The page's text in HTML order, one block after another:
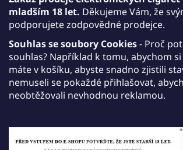
mladším 18 let. Děkujeme Vám, že
podporujete zodpovědné prodejce.
Souhlas se soubory Cookies- Proč
souhlas? Například k tomu, abychom
máte v košíku, abyste snadno zjistili
nemuseli se pokaždé přihlašovat,
neobtěžovali nevhodnou reklamou.
AKCE 10+1: Kupte 10 libovolných
e-cigaret JDI March v síle 15 mg/
mg/ml. Varianty 15 mg/ml a 20
libovolně kombinovat. Přidejte do
jednu jednorázovou e-cigaretu
vlastního výběru a získáte ji
Akce platí do 30. září 2026.